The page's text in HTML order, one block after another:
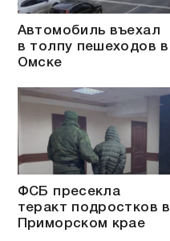
Автомобиль въехал
в толпу пешеходов в
Омске
ФСБ пресекла
теракт подростков в
Приморском крае